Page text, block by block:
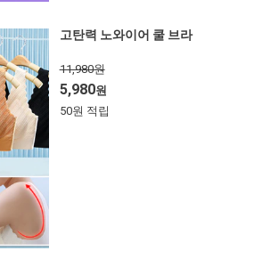
고탄력 노와이어 쿨 브라
11,980원
5,980원
50원 적립